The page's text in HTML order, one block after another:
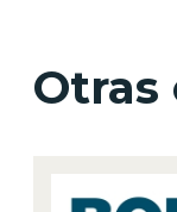
Otras